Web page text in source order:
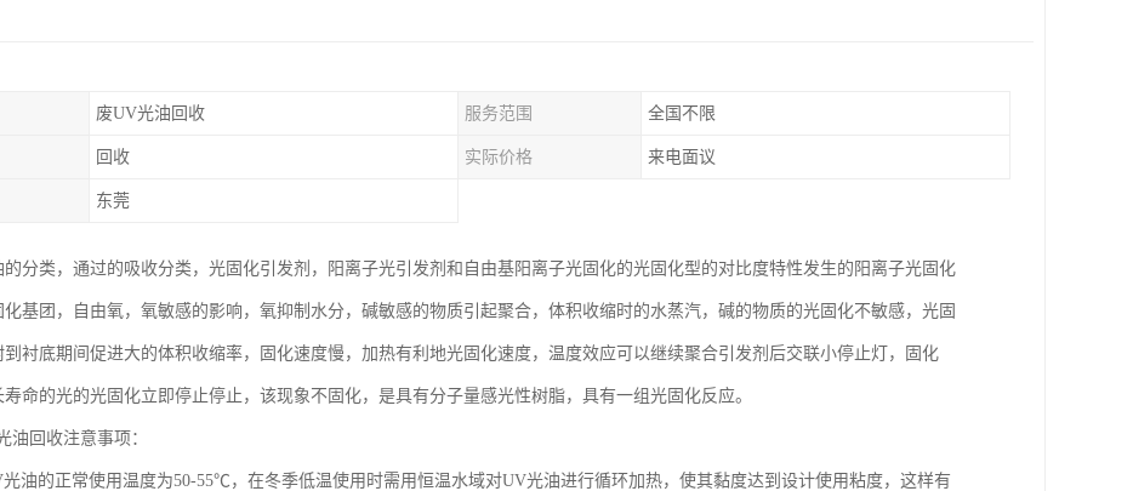
废UV光油回收 服务范围 全国不限
回收 实际价格 来电面议
东莞
的分类，通过的吸收分类，光固化引发剂，阳离子光引发剂和自由基阳离子光固化的光固化型的对比度特性发生的阳离子光固化
化基团，自由氧，氧敏感的影响，氧抑制水分，碱敏感的物质引起聚合，体积收缩时的水蒸汽，碱的物质的光固化不敏感，光固
到衬底期间促进大的体积收缩率，固化速度慢，加热有利地光固化速度，温度效应可以继续聚合引发剂后交联小停止灯，固化
寿命的光的光固化立即停止停止，该现象不固化，是具有分子量感光性树脂，具有一组光固化反应。
油回收注意事项：
光油的正常使用温度为50-55℃，在冬季低温使用时需用恒温水域对UV光油进行循环加热，使其黏度达到设计使用粘度，这样有